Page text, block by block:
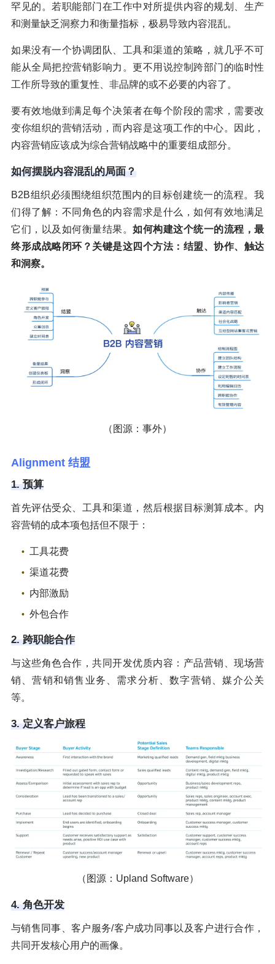
罕见的。若职能部门在工作中对所提供内容的规划、生产
和测量缺乏洞察力和衡量指标，极易导致内容混乱。
如果没有一个协调团队、工具和渠道的策略，就几乎不可
能从全局把控营销影响力。更不用说控制跨部门的临时性
工作所导致的重复性、非品牌的或不必要的内容了。
要有效地做到满足每个决策者在每个阶段的需求，需要改
变你组织的营销活动，而内容是这项工作的中心。因此，
内容营销应该成为综合营销战略中的重要组成部分。
如何摆脱内容混乱的局面？
B2B组织必须围绕组织范围内的目标创建统一的流程。我
们得了解：不同角色的内容需求是什么，如何有效地满足
它们，以及如何衡量结果。 如何构建这个统一的流程，最
终形成战略闭环？关键是这四个方法： 结盟、协作、触达
和洞察。
（图源：事外）
Alignment 结盟
1. 预算
首先评估受众、工具和渠道，然后根据目标测算成本。内
容营销的成本项包括但不限于：
工具花费
渠道花费
内部激励
外包合作
2. 跨职能合作
与这些角色合作，共同开发优质内容：产品营销、现场营
销、营销和销售业务、需求分析、数字营销、媒介公关
等。
3. 定义客户旅程
（图源：Upland Software）
4. 角色开发
与销售同事、客户服务/客户成功同事以及客户进行合作，
共同开发核心用户的画像。